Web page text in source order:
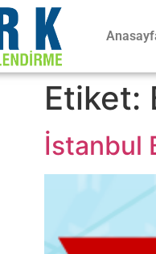
Etiket:
İstanbul